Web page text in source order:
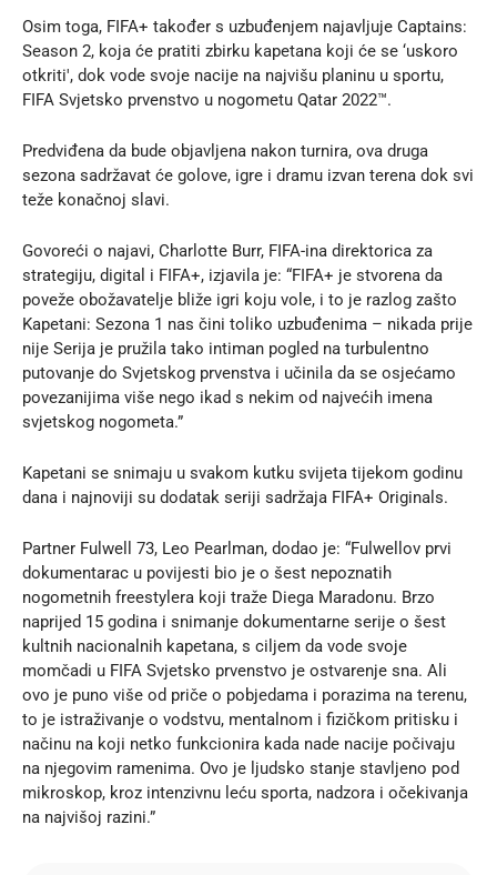
Osim toga, FIFA+ također s uzbuđenjem najavljuje Captains:
Season 2, koja će pratiti zbirku kapetana koji će se ‘uskoro
otkriti', dok vode svoje nacije na najvišu planinu u sportu,
FIFA Svjetsko prvenstvo u nogometu Qatar 2022™.
Predviđena da bude objavljena nakon turnira, ova druga
sezona sadržavat će golove, igre i dramu izvan terena dok svi
teže konačnoj slavi.
Govoreći o najavi, Charlotte Burr, FIFA-ina direktorica za
strategiju, digital i FIFA+, izjavila je: “FIFA+ je stvorena da
poveže obožavatelje bliže igri koju vole, i to je razlog zašto
Kapetani: Sezona 1 nas čini toliko uzbuđenima – nikada prije
nije Serija je pružila tako intiman pogled na turbulentno
putovanje do Svjetskog prvenstva i učinila da se osjećamo
povezanijima više nego ikad s nekim od najvećih imena
svjetskog nogometa.”
Kapetani se snimaju u svakom kutku svijeta tijekom godinu
dana i najnoviji su dodatak seriji sadržaja FIFA+ Originals.
Partner Fulwell 73, Leo Pearlman, dodao je: “Fulwellov prvi
dokumentarac u povijesti bio je o šest nepoznatih
nogometnih freestylera koji traže Diega Maradonu. Brzo
naprijed 15 godina i snimanje dokumentarne serije o šest
kultnih nacionalnih kapetana, s ciljem da vode svoje
momčadi u FIFA Svjetsko prvenstvo je ostvarenje sna. Ali
ovo je puno više od priče o pobjedama i porazima na terenu,
to je istraživanje o vodstvu, mentalnom i fizičkom pritisku i
načinu na koji netko funkcionira kada nade nacije počivaju
na njegovim ramenima. Ovo je ljudsko stanje stavljeno pod
mikroskop, kroz intenzivnu leću sporta, nadzora i očekivanja
na najvišoj razini.”